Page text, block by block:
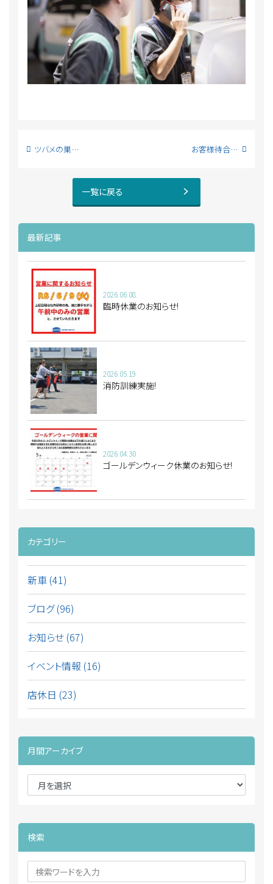
ツバメの巣作り お客様待合室の床の張替
一覧に戻る
最新記事
2026.06.08
臨時休業のお知らせ!
2026.05.19
消防訓練実施!
2026.04.30
ゴールデンウィーク休業のお知らせ!
カテゴリー
新車 (41)
ブログ (96)
お知らせ (67)
イベント情報 (16)
店休日 (23)
月間アーカイブ
検索